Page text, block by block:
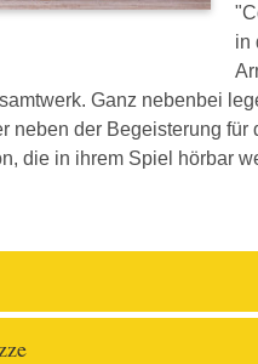
in
Ganz nebenbei
neben der Begeisterung
die in ihrem Spiel hörbar